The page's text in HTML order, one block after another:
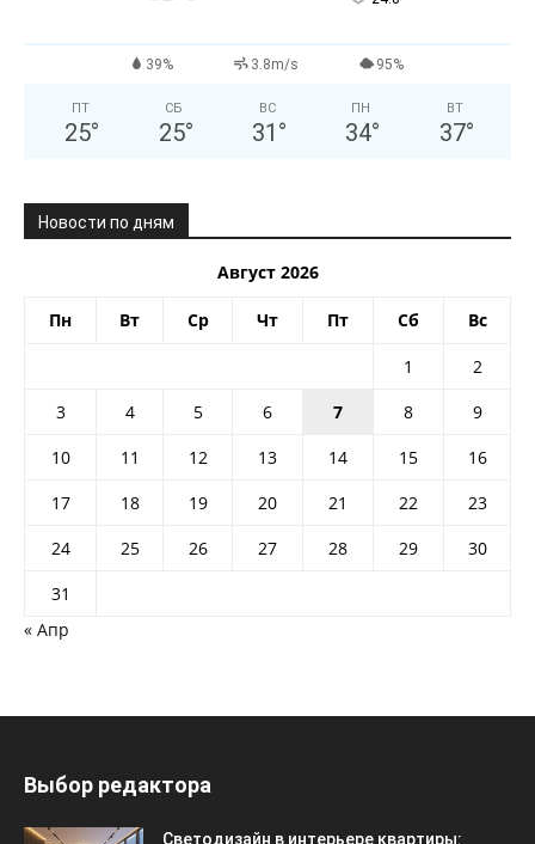
39% 3.8m/s 95%
ПТ
25°
СБ
25°
ВС
31 °
ПН
34°
ВТ
37°
Новости по дням
Август 2026
Пн Вт Ср Чт Пт Сб Вс
1
2
3
4 5 6 7 8
9
10
11 12 13 14 15
16
17
18 19 20 21 22
23
24
25 26 27 28 29
30
31
« Апр
Выбор редактора
Светодизайн в интерьере квартиры: